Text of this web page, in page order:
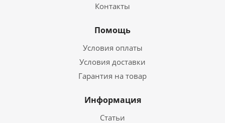
Контакты
Помощь
Условия оплаты
Условия доставки
Гарантия на товар
Информация
Статьи